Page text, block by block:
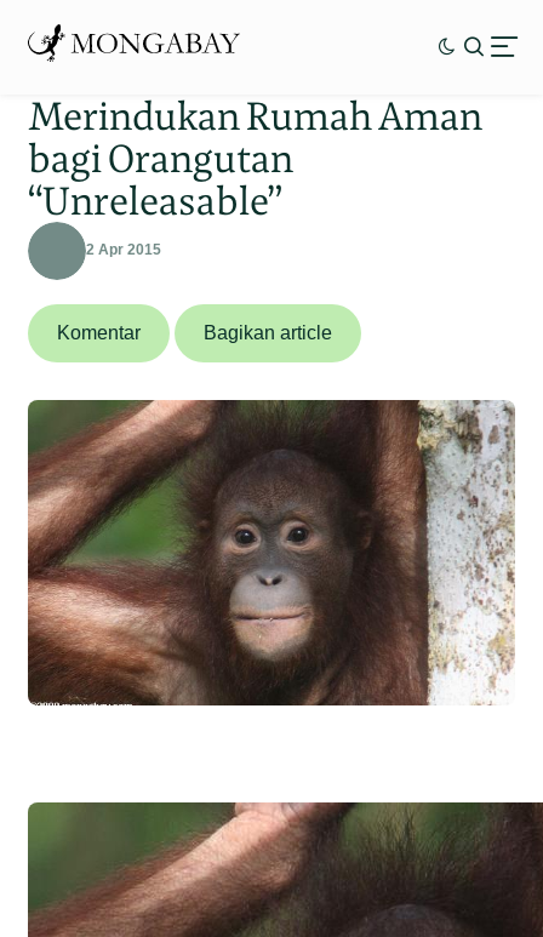
Merindukan Rumah Aman
bagi Orangutan
“Unreleasable”
2 Apr 2015
Komentar Bagikan article